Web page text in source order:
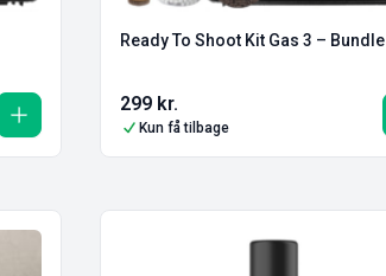
Ready To Shoot Kit Gas 3 – Bundle
299 kr.
Kun få tilbage